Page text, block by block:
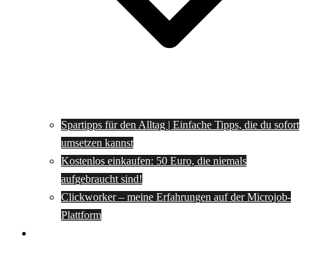
Spartipps für den Alltag | Einfache Tipps, die du sofort
umsetzen kannst
Kostenlos einkaufen: 50 Euro, die niemals
aufgebraucht sind!
Clickworker – meine Erfahrungen auf der Microjob-
Plattform